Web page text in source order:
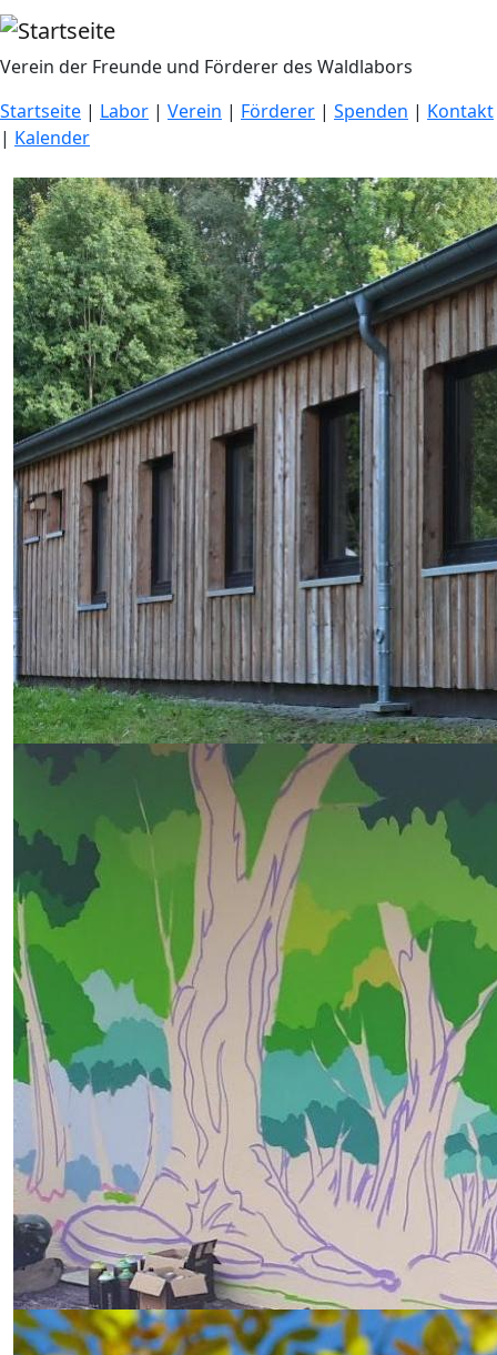
Direkt zum Inhalt
Verein der Freunde und Förderer des Waldlabors
Startseite | Labor | Verein | Förderer | Spenden | Kontakt
| Kalender